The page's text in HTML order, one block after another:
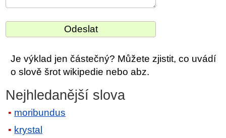
Je výklad jen částečný? Můžete zjistit, co uvádí
o slově šrot wikipedie nebo abz.
Nejhledanější slova
moribundus
krystal